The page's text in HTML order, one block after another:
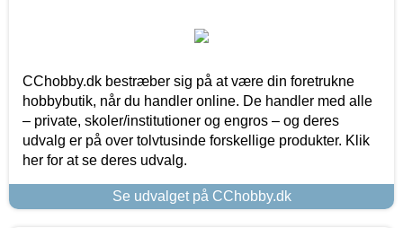
CChobby.dk bestræber sig på at være din foretrukne
hobbybutik, når du handler online. De handler med alle
– private, skoler/institutioner og engros – og deres
udvalg er på over tolvtusinde forskellige produkter. Klik
her for at se deres udvalg.
Se udvalget på CChobby.dk